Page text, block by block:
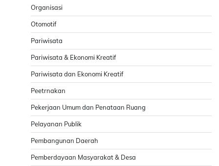
Organisasi
Otomotif
Pariwisata
Pariwisata & Ekonomi Kreatif
Pariwisata dan Ekonomi Kreatif
Peetrnakan
Pekerjaan Umum dan Penataan Ruang
Pelayanan Publik
Pembangunan Daerah
Pemberdayaan Masyarakat & Desa